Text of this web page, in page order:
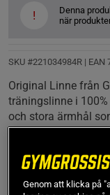
!
Denna
när
SKU #221034984R | EAN
Original Linne från
träningslinne i
och stora ärmhål
kanterna och den
Läs mer
Genom att klicka på